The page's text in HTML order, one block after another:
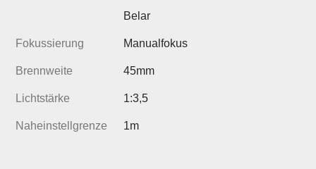
Belar
Fokussierung Manualfokus
Brennweite 45mm
Lichtstärke 1:3,5
Naheinstellgrenze 1m